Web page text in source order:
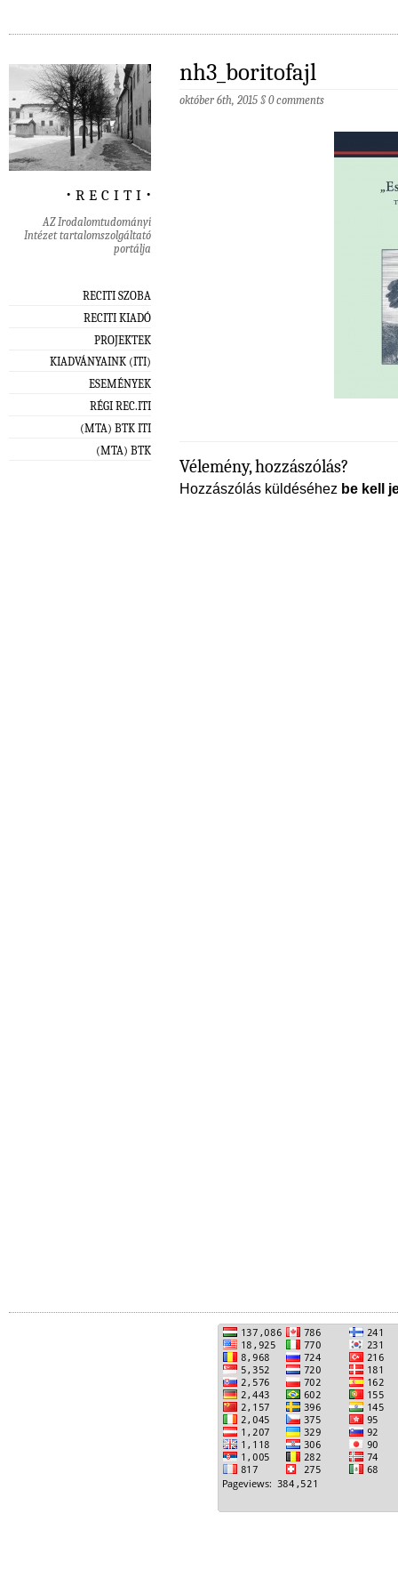
‧ r e c i t i ‧
AZ Irodalomtudományi
Intézet tartalomszolgáltató
portálja
RECITI SZOBA
RECITI KIADÓ
PROJEKTEK
KIADVÁNYAINK (ITI)
ESEMÉNYEK
RÉGI REC.ITI
(MTA) BTK ITI
(MTA) BTK
nh3_boritofajl
október 6th, 2015 §0 comments
Vélemény, hozzászólás?
Hozzászólás küldéséhez be kell